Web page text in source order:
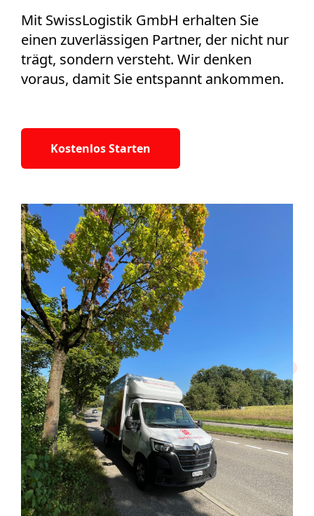
Mit SwissLogistik GmbH erhalten Sie
einen zuverlässigen Partner, der nicht nur
trägt, sondern versteht. Wir denken
voraus, damit Sie entspannt ankommen.
Kostenlos Starten